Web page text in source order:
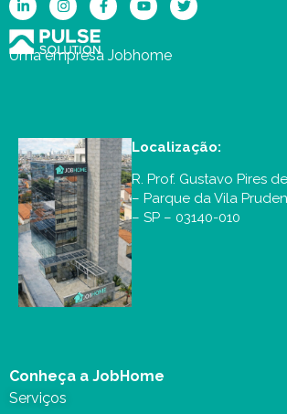
Uma empresa Jobhome
Localização:
R. Prof. Gustavo Pires
– Parque da Vila
– SP – 03140-010
Conheça a JobHome
Serviços